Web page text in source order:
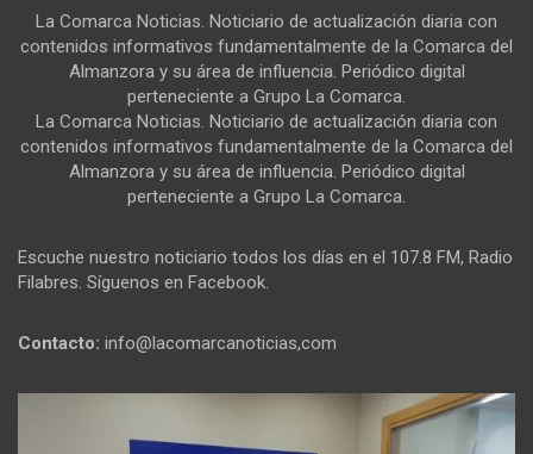
La Comarca Noticias. Noticiario de actualización diaria con
contenidos informativos fundamentalmente de la Comarca del
Almanzora y su área de influencia. Periódico digital
perteneciente a Grupo La Comarca.
La Comarca Noticias. Noticiario de actualización diaria con
contenidos informativos fundamentalmente de la Comarca del
Almanzora y su área de influencia. Periódico digital
perteneciente a Grupo La Comarca.
Escuche nuestro noticiario todos los días en el 107.8 FM, Radio
Filabres. Síguenos en Facebook.
Contacto: info@lacomarcanoticias,com